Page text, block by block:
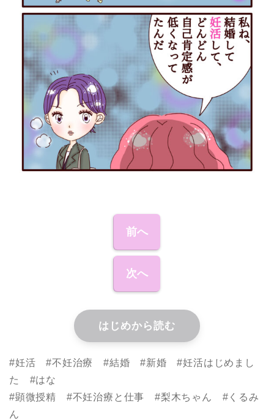
前へ
次へ
はじめから読む
#妊活 #不妊治療 #結婚 #新婚 #妊活はじめまし
た #はな
#顕微授精 #不妊治療と仕事 #梨木ちゃん #くるみ
ん